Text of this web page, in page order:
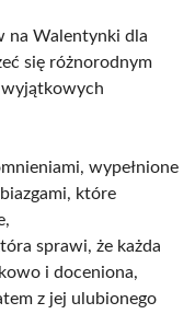
na Walentynki dla
się różnorodnym
wyjątkowych
wypełnione
które
sprawi, że każda
i doceniona,
z jej ulubionego